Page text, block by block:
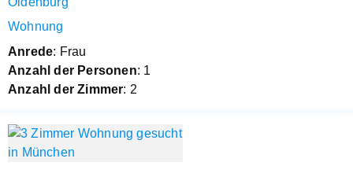
Wohnung
Anrede: Frau
Anzahl der Personen: 1
Anzahl der Zimmer: 2